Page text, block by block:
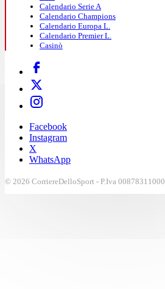
Calendario Serie A
Calendario Champions
Calendario Europa L.
Calendario Premier L.
Casinò
Facebook
Instagram
X
WhatsApp
© 2026 CorriereDelloSport - P.Iva 00878311000